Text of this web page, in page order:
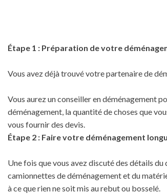
Étape 1 : Préparation de votre
Vous avez déjà trouvé votre partenaire de
Vous aurez un conseiller en déménagement
déménagement, la quantité de choses que
vous fournir des devis.
Étape 2 : Faire votre déménagement
Une fois que vous avez discuté des détails
camionnettes de déménagement et du
à ce que rien ne soit mis au rebut ou bosselé.